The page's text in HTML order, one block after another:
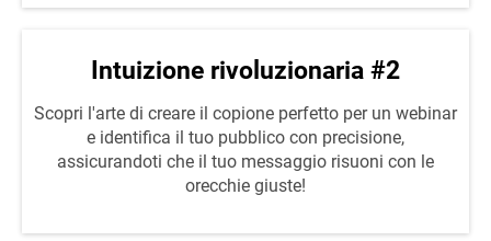
Intuizione rivoluzionaria #2
Scopri l'arte di creare il copione perfetto per un webinar
e identifica il tuo pubblico con precisione,
assicurandoti che il tuo messaggio risuoni con le
orecchie giuste!